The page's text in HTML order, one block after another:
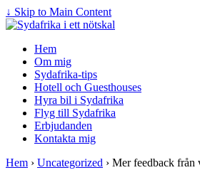
↓ Skip to Main Content
Hem
Om mig
Sydafrika-tips
Hotell och Guesthouses
Hyra bil i Sydafrika
Flyg till Sydafrika
Erbjudanden
Kontakta mig
Hem › Uncategorized › Mer feedback från